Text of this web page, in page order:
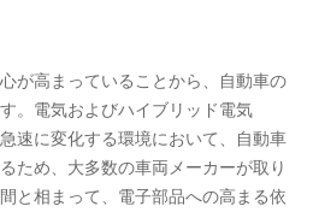
が高まっていることから、自動車の
。電気およびハイブリッド電気
速に変化する環境において、自動車
ため、大多数の車両メーカーが取り
と相まって、電子部品への高まる依